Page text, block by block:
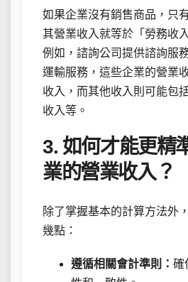
如果企業沒有銷售商品，只
其營業收入就等於「勞務收
例如，諮詢公司提供諮詢服
運輸服務，這些企業的營業
收入，而其他收入則可能包
收入等。
3. 如何才能更精
業的營業收入？
除了掌握基本的計算方法外
幾點：
遵循相關會計準則： 確